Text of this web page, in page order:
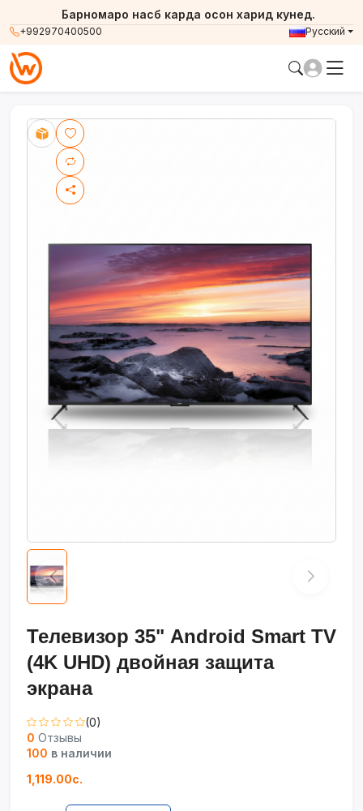
+992970400500
Барномаро насб карда осон харид кунед.
Русский
Телевизор 35" Android Smart TV
(4K UHD) двойная защита
экрана
(0)
0 Отзывы
100 в наличии
1,119.00с.